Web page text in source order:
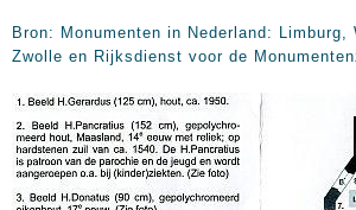
Bron: Monumenten in Nederland: Limburg,
Zwolle en Rijksdienst voor de